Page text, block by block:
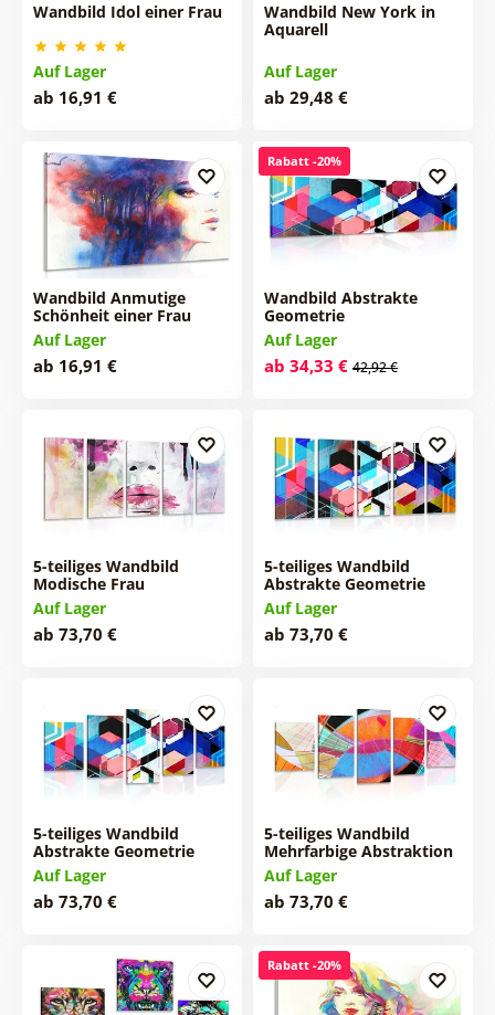
Wandbild Idol einer Frau
Auf Lager
ab 16,91 €
Wandbild New York in
Aquarell
Auf Lager
ab 29,48 €
Wandbild Anmutige
Schönheit einer Frau
Auf Lager
ab 16,91 €
Rabatt -20%
Wandbild Abstrakte
Geometrie
Auf Lager
ab 34,33 € 42,92 €
5-teiliges Wandbild
Modische Frau
Auf Lager
ab 73,70 €
5-teiliges Wandbild
Abstrakte Geometrie
Auf Lager
ab 73,70 €
5-teiliges Wandbild
Abstrakte Geometrie
Auf Lager
ab 73,70 €
5-teiliges Wandbild
Mehrfarbige Abstraktion
Auf Lager
ab 73,70 €
Rabatt -20%